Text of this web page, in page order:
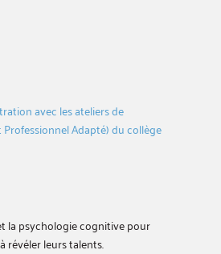
avec les ateliers de
Adapté) du collège
la psychologie cognitive pour
révéler leurs talents.